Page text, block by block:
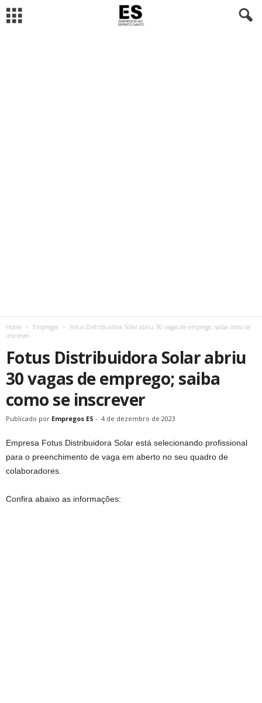
Home Empregos
Fotus Distribuidora Solar abriu 30 vagas de emprego; saiba como se
inscrever
Fotus Distribuidora Solar abriu
30 vagas de emprego; saiba
como se inscrever
Publicado por Empregos ES - 4 de dezembro de 2023
Empresa Fotus Distribuidora Solar está selecionando profissional
para o preenchimento de vaga em aberto no seu quadro de
colaboradores.
Confira abaixo as informações: